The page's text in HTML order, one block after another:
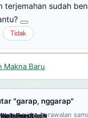
terjemahan sudah
Tidak
Makna Baru
Feedback
bahasa lain
"garap, nggarap"
yang mirip, berawalan